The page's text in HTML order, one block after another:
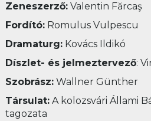
Zeneszerző:Valentin Fărcaş
Fordító:Romulus Vulpescu
Dramaturg:Kovács Ildikó
Díszlet- és jelmeztervező:
Szobrász:Wallner Günther
Társulat:A kolozsvári Állami
tagozata